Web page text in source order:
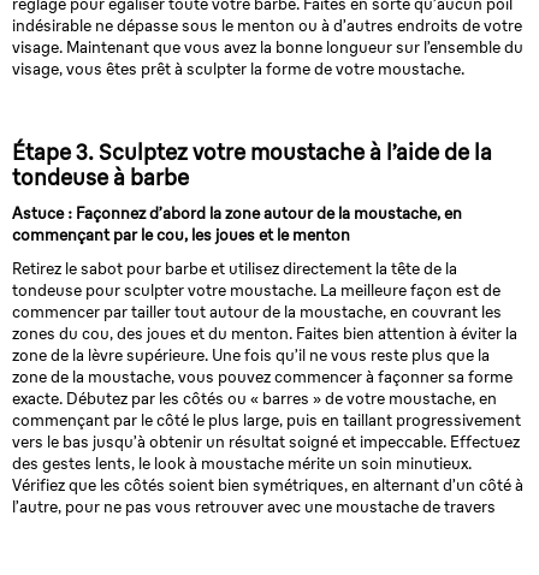
indésirable ne dépasse sous le menton ou à d’autres endroits de votre
visage. Maintenant que vous avez la bonne longueur sur l’ensemble du
visage, vous êtes prêt à sculpter la forme de votre moustache.
Étape 3. Sculptez votre moustache à l’aide de la
tondeuse à barbe
Astuce : Façonnez d’abord la zone autour de la moustache, en
commençant par le cou, les joues et le menton
Retirez le sabot pour barbe et utilisez directement la tête de la
tondeuse pour sculpter votre moustache. La meilleure façon est de
commencer par tailler tout autour de la moustache, en couvrant les
zones du cou, des joues et du menton. Faites bien attention à éviter la
zone de la lèvre supérieure. Une fois qu’il ne vous reste plus que la
zone de la moustache, vous pouvez commencer à façonner sa forme
exacte. Débutez par les côtés ou « barres » de votre moustache, en
commençant par le côté le plus large, puis en taillant progressivement
vers le bas jusqu’à obtenir un résultat soigné et impeccable. Effectuez
des gestes lents, le look à moustache mérite un soin minutieux.
Vérifiez que les côtés soient bien symétriques, en alternant d’un côté à
l’autre, pour ne pas vous retrouver avec une moustache de travers